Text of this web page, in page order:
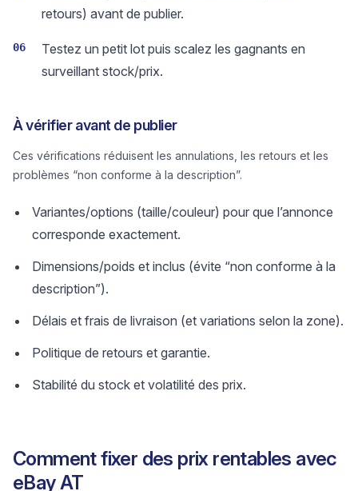
retours) avant de publier.
06
Testez un petit lot puis scalez les gagnants en
surveillant stock/prix.
À vérifier avant de publier
Ces vérifications réduisent les annulations, les retours et les
problèmes “non conforme à la description”.
Variantes/options (taille/couleur) pour que l’annonce
corresponde exactement.
Dimensions/poids et inclus (évite “non conforme à la
description”).
Délais et frais de livraison (et variations selon la zone).
Politique de retours et garantie.
Stabilité du stock et volatilité des prix.
Comment fixer des prix rentables avec
eBay AT